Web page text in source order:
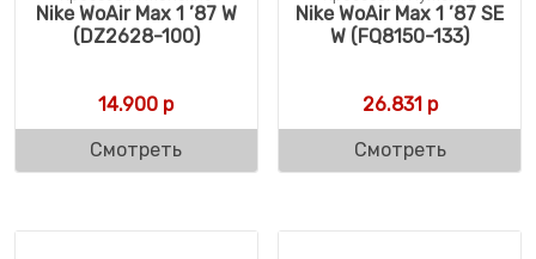
Nike WoAir Max 1 ’87 W
(DZ2628-100)
14.900 р
Смотреть
Nike WoAir Max 1 ’87 SE
W (FQ8150-133)
26.831 р
Смотреть